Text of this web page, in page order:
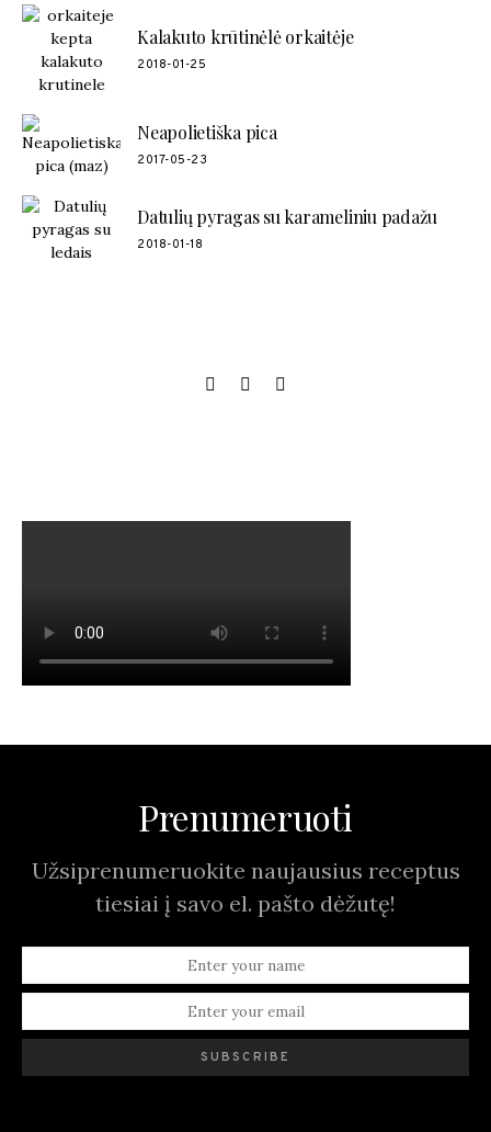
Kalakuto krūtinėlė orkaitėje
2018-01-25
Neapolietiška pica
2017-05-23
Datulių pyragas su karameliniu padažu
2018-01-18
Prenumeruoti
Užsiprenumeruokite naujausius receptus
tiesiai į savo el. pašto dėžutę!
SUBSCRIBE